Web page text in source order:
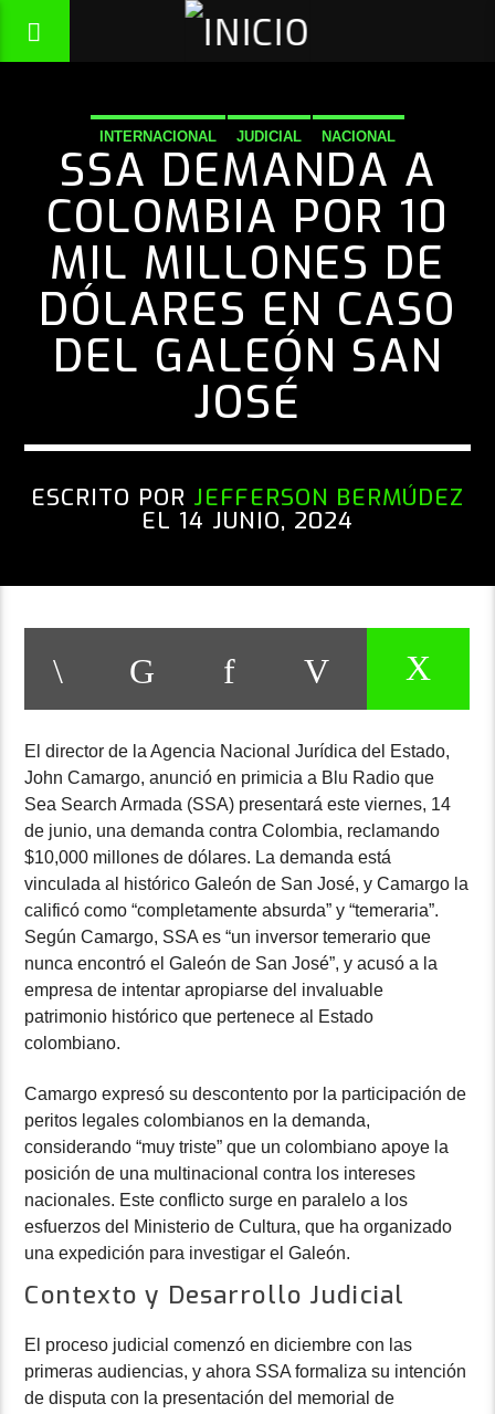
INTERNACIONAL JUDICIAL NACIONAL
SSA DEMANDA A
COLOMBIA POR 10
MIL MILLONES DE
DÓLARES EN CASO
DEL GALEÓN SAN
JOSÉ
ESCRITO POR JEFFERSON BERMÚDEZ
EL 14 JUNIO, 2024
El director de la Agencia Nacional Jurídica del Estado,
John Camargo, anunció en primicia a Blu Radio que
Sea Search Armada (SSA) presentará este viernes, 14
de junio, una demanda contra Colombia, reclamando
$10,000 millones de dólares. La demanda está
vinculada al histórico Galeón de San José, y Camargo la
calificó como “completamente absurda” y “temeraria”.
Según Camargo, SSA es “un inversor temerario que
nunca encontró el Galeón de San José”, y acusó a la
empresa de intentar apropiarse del invaluable
patrimonio histórico que pertenece al Estado
colombiano.
Camargo expresó su descontento por la participación de
peritos legales colombianos en la demanda,
considerando “muy triste” que un colombiano apoye la
posición de una multinacional contra los intereses
nacionales. Este conflicto surge en paralelo a los
esfuerzos del Ministerio de Cultura, que ha organizado
una expedición para investigar el Galeón.
Contexto y Desarrollo Judicial
El proceso judicial comenzó en diciembre con las
primeras audiencias, y ahora SSA formaliza su intención
de disputa con la presentación del memorial de